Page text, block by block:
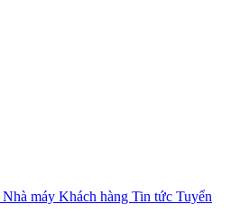
Nhà máy Khách hàng Tin tức Tuyển